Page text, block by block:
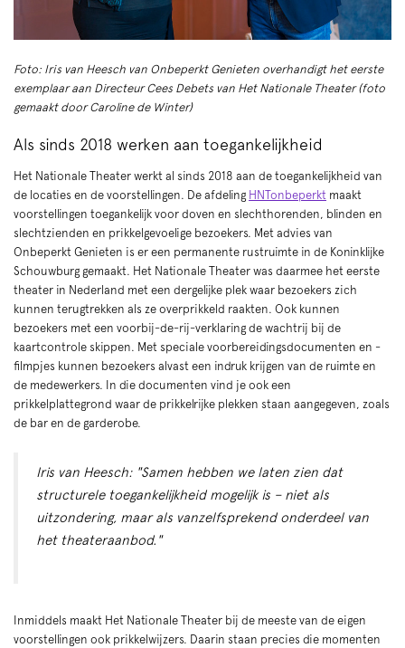
Foto: Iris van Heesch van Onbeperkt Genieten overhandigt het eerste
exemplaar aan Directeur Cees Debets van Het Nationale Theater (foto
gemaakt door Caroline de Winter)
Als sinds 2018 werken aan toegankelijkheid
Het Nationale Theater werkt al sinds 2018 aan de toegankelijkheid van
de locaties en de voorstellingen. De afdeling HNTonbeperkt maakt
voorstellingen toegankelijk voor doven en slechthorenden, blinden en
slechtzienden en prikkelgevoelige bezoekers. Met advies van
Onbeperkt Genieten is er een permanente rustruimte in de Koninklijke
Schouwburg gemaakt. Het Nationale Theater was daarmee het eerste
theater in Nederland met een dergelijke plek waar bezoekers zich
kunnen terugtrekken als ze overprikkeld raakten. Ook kunnen
bezoekers met een voorbij-de-rij-verklaring de wachtrij bij de
kaartcontrole skippen. Met speciale voorbereidingsdocumenten en -
filmpjes kunnen bezoekers alvast een indruk krijgen van de ruimte en
de medewerkers. In die documenten vind je ook een
prikkelplattegrond waar de prikkelrijke plekken staan aangegeven, zoals
de bar en de garderobe.
Iris van Heesch: "Samen hebben we laten zien dat
structurele toegankelijkheid mogelijk is – niet als
uitzondering, maar als vanzelfsprekend onderdeel van
het theateraanbod."
Inmiddels maakt Het Nationale Theater bij de meeste van de eigen
voorstellingen ook prikkelwijzers. Daarin staan precies die momenten